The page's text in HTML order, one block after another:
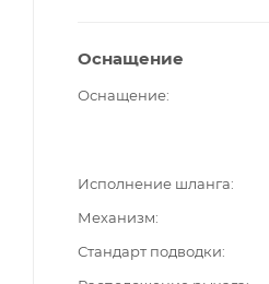
Оснащение
Оснащение
Исполнение шланга
Механизм
Стандарт подводки